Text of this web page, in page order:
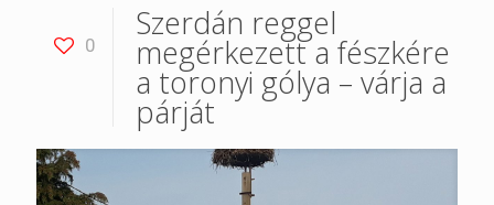
0
Szerdán reggel
megérkezett a fészkére
a toronyi gólya – várja a
párját